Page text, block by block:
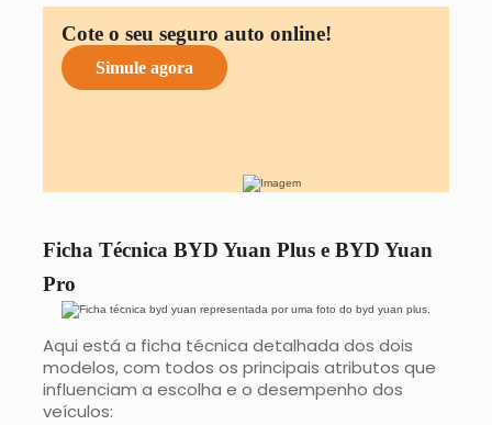
Cote o seu seguro auto online!
Simule agora
Ficha Técnica BYD Yuan Plus e BYD Yuan
Pro
Aqui está a ficha técnica detalhada dos dois
modelos, com todos os principais atributos que
influenciam a escolha e o desempenho dos
veículos: